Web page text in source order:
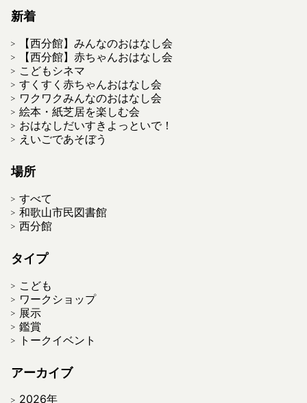
新着
【西分館】みんなのおはなし会
【西分館】赤ちゃんおはなし会
こどもシネマ
すくすく赤ちゃんおはなし会
ワクワクみんなのおはなし会
絵本・紙芝居を楽しむ会
おはなしだいすきよっといで！
えいごであそぼう
場所
すべて
和歌山市民図書館
西分館
タイプ
こども
ワークショップ
展示
鑑賞
トークイベント
アーカイブ
2026年